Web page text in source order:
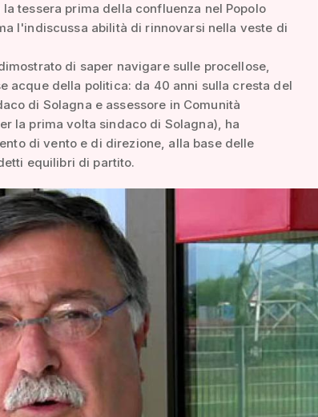
tessera prima della confluenza nel Popolo
l'indiscussa abilità di rinnovarsi nella veste di
di saper navigare sulle procellose,
acque della politica: da 40 anni sulla cresta del
di Solagna e assessore in Comunità
la prima volta sindaco di Solagna), ha
di vento e di direzione, alla base delle
equilibri di partito.